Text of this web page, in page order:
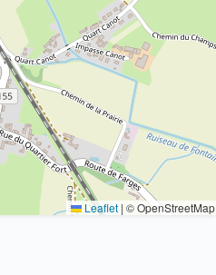
Leaflet | © OpenStreetMap